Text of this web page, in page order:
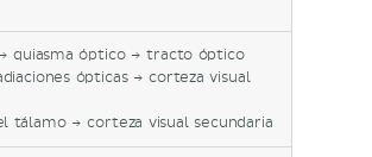
quiasma óptico → tracto óptico
ópticas → corteza visual
tálamo → corteza visual secundaria